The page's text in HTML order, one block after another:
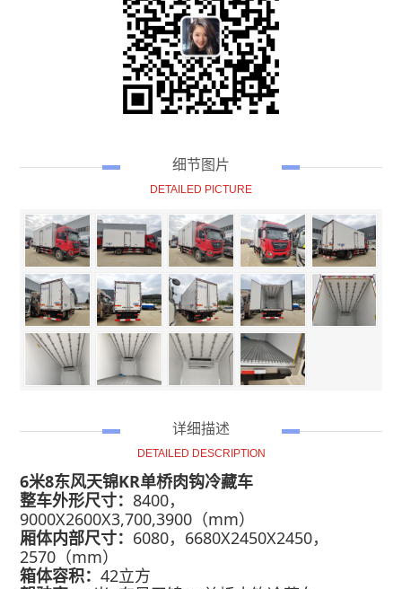
细节图片
DETAILED PICTURE
详细描述
DETAILED DESCRIPTION
6米8东风天锦KR单桥肉钩冷藏车
整车外形尺寸： 8400，
9000X2600X3,700,3900（mm）
厢体内部尺寸： 6080，6680X2450X2450，
2570（mm）
箱体容积：42立方